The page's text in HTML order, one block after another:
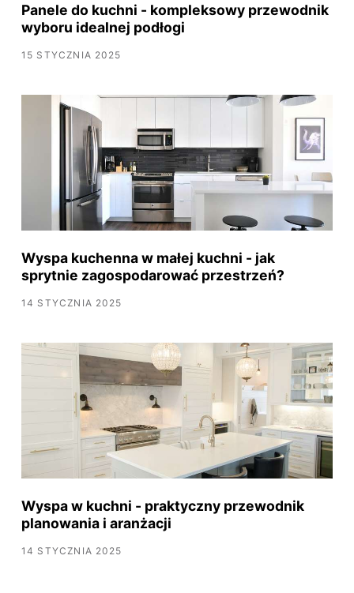
Panele do kuchni - kompleksowy przewodnik
wyboru idealnej podłogi
15 STYCZNIA 2025
Wyspa kuchenna w małej kuchni - jak
sprytnie zagospodarować przestrzeń?
14 STYCZNIA 2025
Wyspa w kuchni - praktyczny przewodnik
planowania i aranżacji
14 STYCZNIA 2025